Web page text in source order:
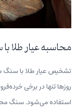
محاسبه عیار طلا
تشخیص عیار طلا با
روزها تنها در برخی
استفاده می‌شود. سنگ